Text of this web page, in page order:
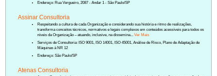
Endereço: Rua Vergueiro, 2087 - Andar 1 - São Paulo/SP
Assinar Consultoria
Respeitando a cultura de cada Organização e considerando sua história e ritmo de realizações,
transforma conceitos técnicos, normativos e legais complexos em conteúdos acessíveis para todos os
níveis da Organização – atuando, inclusive, na dissemina...Ver Mais
Serviços de Consultoria: ISO 9001, ISO 14001, ISO 45001, Análise de Risco, Plano de Adaptação de
Máquinas à NR 12
Endereço: São Paulo/SP
Atenas Consultoria